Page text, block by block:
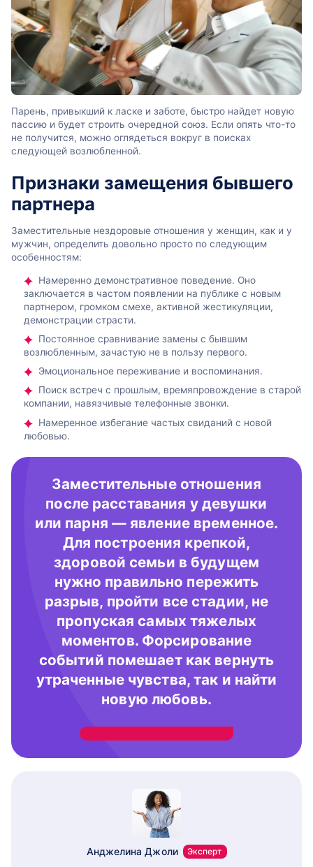
Парень, привыкший к ласке и заботе, быстро найдет новую
пассию и будет строить очередной союз. Если опять что-то
не получится, можно оглядеться вокруг в поисках
следующей возлюбленной.
Признаки замещения бывшего
партнера
Заместительные нездоровые отношения у женщин, как и у
мужчин, определить довольно просто по следующим
особенностям:
Намеренно демонстративное поведение. Оно
заключается в частом появлении на публике с новым
партнером, громком смехе, активной жестикуляции,
демонстрации страсти.
Постоянное сравнивание замены с бывшим
возлюбленным, зачастую не в пользу первого.
Эмоциональное переживание и воспоминания.
Поиск встреч с прошлым, времяпровождение в старой
компании, навязчивые телефонные звонки.
Намеренное избегание частых свиданий с новой
любовью.
Заместительные отношения
после расставания у девушки
или парня — явление временное.
Для построения крепкой,
здоровой семьи в будущем
нужно правильно пережить
разрыв, пройти все стадии, не
пропуская самых тяжелых
моментов. Форсирование
событий помешает как вернуть
утраченные чувства, так и найти
новую любовь.
Анджелина Джоли Эксперт